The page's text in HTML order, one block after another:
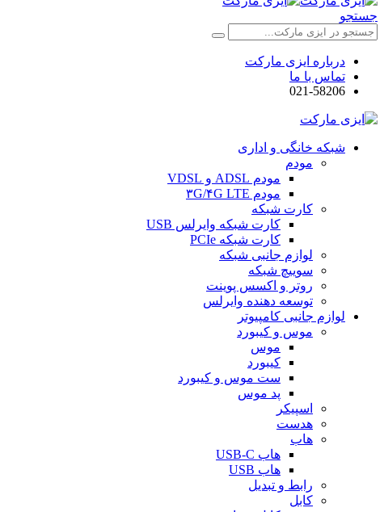
جستجو
درباره ایزی مارکت
تماس با ما
021-58206
شبکه خانگی و اداری
مودم
مودم ADSL و VDSL
مودم ۳G/۴G LTE
کارت شبکه
کارت شبکه وایرلس USB
کارت شبکه PCIe
لوازم جانبی شبکه
سوییچ شبکه
روتر و اکسس پوینت
توسعه دهنده وایرلس
لوازم جانبی کامپیوتر
موس و کیبورد
موس
کیبورد
ست موس و کیبورد
پد موس
اسپیکر
هدست
هاب
هاب USB-C
هاب USB
رابط و تبدیل
کابل